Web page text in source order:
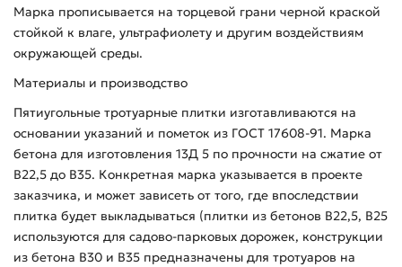
Марка прописывается на торцевой грани черной краской
стойкой к влаге, ультрафиолету и другим воздействиям
окружающей среды.
Материалы и производство
Пятиугольные тротуарные плитки изготавливаются на
основании указаний и пометок из ГОСТ 17608-91. Марка
бетона для изготовления 13Д 5 по прочности на сжатие от
В22,5 до В35. Конкретная марка указывается в проекте
заказчика, и может зависеть от того, где впоследствии
плитка будет выкладываться (плитки из бетонов В22,5, В25
используются для садово-парковых дорожек, конструкции
из бетона В30 и В35 предназначены для тротуаров на